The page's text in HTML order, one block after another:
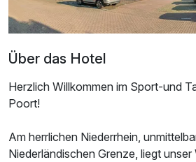
Ausstattung
Über das Hotel
Herzlich Willkommen im Sport-und
Poort!
Am herrlichen Niederrhein,
Niederländischen Grenze, liegt